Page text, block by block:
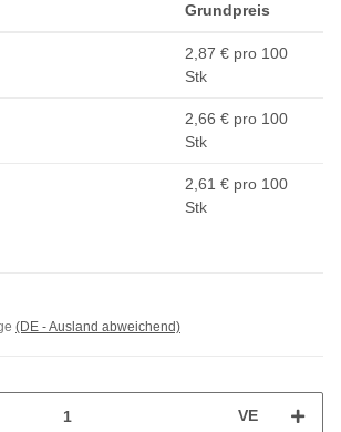
Grundpreis
2,87 € pro 100
Stk
2,66 € pro 100
Stk
2,61 € pro 100
Stk
(DE - Ausland abweichend)
VE